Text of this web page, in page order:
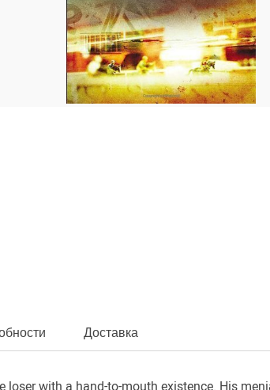
Доставка
loser with a hand-to-mouth existence. His